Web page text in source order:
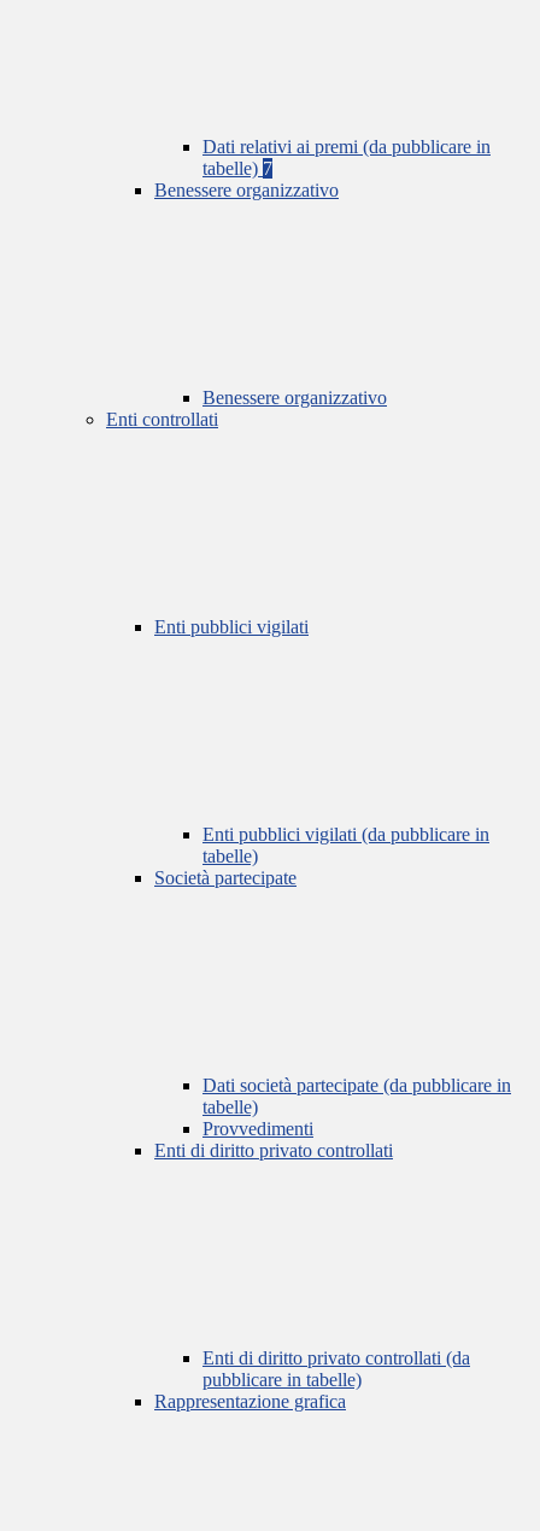
Dati relativi ai premi (da pubblicare in
tabelle) 7
Benessere organizzativo
Benessere organizzativo
Enti controllati
Enti pubblici vigilati
Enti pubblici vigilati (da pubblicare in
tabelle)
Società partecipate
Dati società partecipate (da pubblicare in
tabelle)
Provvedimenti
Enti di diritto privato controllati
Enti di diritto privato controllati (da
pubblicare in tabelle)
Rappresentazione grafica